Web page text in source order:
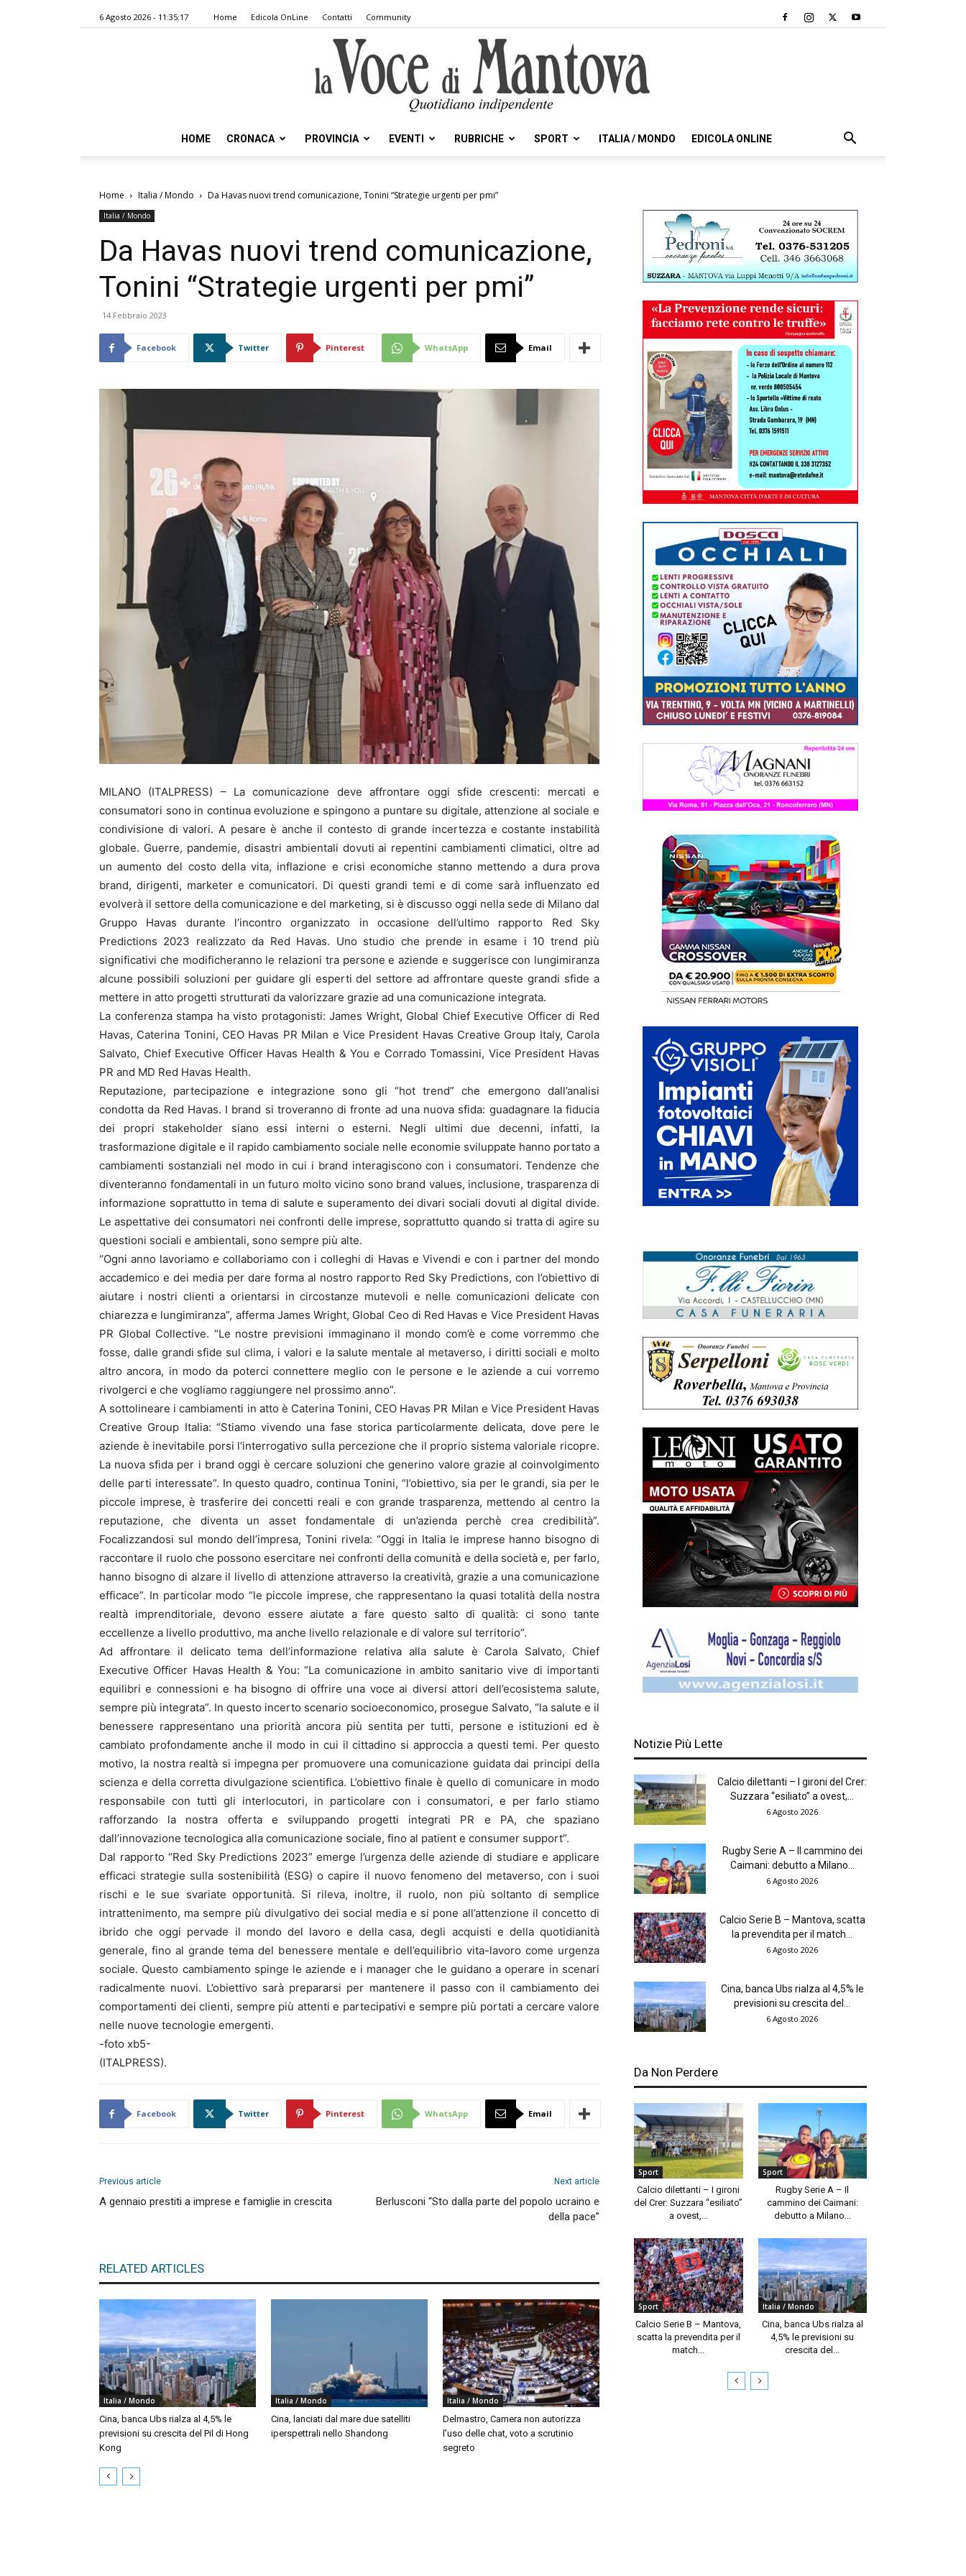
6 Agosto 2026 - 11:35:17 Home Edicola OnLine Contatti Community
Voce
HOME CRONACA PROVINCIA EVENTI RUBRICHE SPORT ITALIA / MONDO EDICOLA ONLINE
Home Italia / Mondo Da Havas nuovi trend comunicazione, Tonini “Strategie urgenti per pmi”
Italia / Mondo
Da Havas nuovi trend comunicazione,
Tonini “Strategie urgenti per pmi”
14 Febbraio 2023
Facebook Twitter Pinterest WhatsApp Email
MILANO (ITALPRESS) – La comunicazione deve affrontare oggi sfide crescenti: mercati e
consumatori sono in continua evoluzione e spingono a puntare su digitale, attenzione al sociale e
condivisione di valori. A pesare è anche il contesto di grande incertezza e costante instabilità
globale. Guerre, pandemie, disastri ambientali dovuti ai repentini cambiamenti climatici, oltre ad
un aumento del costo della vita, inflazione e crisi economiche stanno mettendo a dura prova
brand, dirigenti, marketer e comunicatori. Di questi grandi temi e di come sarà influenzato ed
evolverà il settore della comunicazione e del marketing, si è discusso oggi nella sede di Milano dal
Gruppo Havas durante l’incontro organizzato in occasione dell’ultimo rapporto Red Sky
Predictions 2023 realizzato da Red Havas. Uno studio che prende in esame i 10 trend più
significativi che modificheranno le relazioni tra persone e aziende e suggerisce con lungimiranza
alcune possibili soluzioni per guidare gli esperti del settore ad affrontare queste grandi sfide a
mettere in atto progetti strutturati da valorizzare grazie ad una comunicazione integrata.
La conferenza stampa ha visto protagonisti: James Wright, Global Chief Executive Officer di Red
Havas, Caterina Tonini, CEO Havas PR Milan e Vice President Havas Creative Group Italy, Carola
Salvato, Chief Executive Officer Havas Health & You e Corrado Tomassini, Vice President Havas
PR and MD Red Havas Health.
Reputazione, partecipazione e integrazione sono gli “hot trend” che emergono dall’analisi
condotta da Red Havas. I brand si troveranno di fronte ad una nuova sfida: guadagnare la fiducia
dei propri stakeholder siano essi interni o esterni. Negli ultimi due decenni, infatti, la
trasformazione digitale e il rapido cambiamento sociale nelle economie sviluppate hanno portato a
cambiamenti sostanziali nel modo in cui i brand interagiscono con i consumatori. Tendenze che
diventeranno fondamentali in un futuro molto vicino sono brand values, inclusione, trasparenza di
informazione soprattutto in tema di salute e superamento dei divari sociali dovuti al digital divide.
Le aspettative dei consumatori nei confronti delle imprese, soprattutto quando si tratta di agire su
questioni sociali e ambientali, sono sempre più alte.
“Ogni anno lavoriamo e collaboriamo con i colleghi di Havas e Vivendi e con i partner del mondo
accademico e dei media per dare forma al nostro rapporto Red Sky Predictions, con l’obiettivo di
aiutare i nostri clienti a orientarsi in circostanze mutevoli e nelle comunicazioni delicate con
chiarezza e lungimiranza”, afferma James Wright, Global Ceo di Red Havas e Vice President Havas
PR Global Collective. “Le nostre previsioni immaginano il mondo com’è e come vorremmo che
fosse, dalle grandi sfide sul clima, i valori e la salute mentale al metaverso, i diritti sociali e molto
altro ancora, in modo da poterci connettere meglio con le persone e le aziende a cui vorremo
rivolgerci e che vogliamo raggiungere nel prossimo anno”.
A sottolineare i cambiamenti in atto è Caterina Tonini, CEO Havas PR Milan e Vice President Havas
Creative Group Italia: “Stiamo vivendo una fase storica particolarmente delicata, dove pere le
aziende è inevitabile porsi l’interrogativo sulla percezione che il proprio sistema valoriale ricopre.
La nuova sfida per i brand oggi è cercare soluzioni che generino valore grazie al coinvolgimento
delle parti interessate”. In questo quadro, continua Tonini, “l’obiettivo, sia per le grandi, sia per le
piccole imprese, è trasferire dei concetti reali e con grande trasparenza, mettendo al centro la
reputazione, che diventa un asset fondamentale di un’azienda perchè crea credibilità”.
Focalizzandosi sul mondo dell’impresa, Tonini rivela: “Oggi in Italia le imprese hanno bisogno di
raccontare il ruolo che possono esercitare nei confronti della comunità e della società e, per farlo,
hanno bisogno di alzare il livello di attenzione attraverso la creatività, grazie a una comunicazione
efficace”. In particolar modo “le piccole imprese, che rappresentano la quasi totalità della nostra
realtà imprenditoriale, devono essere aiutate a fare questo salto di qualità: ci sono tante
eccellenze a livello produttivo, ma anche livello relazionale e di valore sul territorio”.
Ad affrontare il delicato tema dell’informazione relativa alla salute è Carola Salvato, Chief
Executive Officer Havas Health & You: “La comunicazione in ambito sanitario vive di importanti
equilibri e connessioni e ha bisogno di offrire una voce ai diversi attori dell’ecosistema salute,
sempre più integrata”. In questo incerto scenario socioeconomico, prosegue Salvato, “la salute e il
benessere rappresentano una priorità ancora più sentita per tutti, persone e istituzioni ed è
cambiato profondamente anche il modo in cui il cittadino si approccia a questi temi. Per questo
motivo, la nostra realtà si impegna per promuovere una comunicazione guidata dai principi della
scienza e della corretta divulgazione scientifica. L’obiettivo finale è quello di comunicare in modo
responsabile con tutti gli interlocutori, in particolare con i consumatori, e per farlo stiamo
rafforzando la nostra offerta e sviluppando progetti integrati PR e PA, che spaziano
dall’innovazione tecnologica alla comunicazione sociale, fino al patient e consumer support”.
Dal rapporto “Red Sky Predictions 2023” emerge l’urgenza delle aziende di studiare e applicare
efficaci strategie sulla sostenibilità (ESG) o capire il nuovo fenomeno del metaverso, con i suoi
rischi e le sue svariate opportunità. Si rileva, inoltre, il ruolo, non più soltanto di semplice
intrattenimento, ma sempre più divulgativo dei social media e si pone all’attenzione il concetto di
ibrido che oggi pervade il mondo del lavoro e della casa, degli acquisti e della quotidianità
generale, fino al grande tema del benessere mentale e dell’equilibrio vita-lavoro come urgenza
sociale. Questo cambiamento spinge le aziende e i manager che le guidano a operare in scenari
radicalmente nuovi. L’obiettivo sarà prepararsi per mantenere il passo con il cambiamento dei
comportamenti dei clienti, sempre più attenti e partecipativi e sempre più portati a cercare valore
nelle nuove tecnologie emergenti.
-foto xb5-
(ITALPRESS).
Facebook Twitter Pinterest WhatsApp Email
Previous article
A gennaio prestiti a imprese e famiglie in crescita
Next article
Berlusconi “Sto dalla parte del popolo ucraino e
della pace”
RELATED ARTICLES
Italia / Mondo
Cina, banca Ubs rialza al 4,5% le
previsioni su crescita del Pil di Hong
Kong
Italia / Mondo
Cina, lanciati dal mare due satelliti
iperspettrali nello Shandong
Italia / Mondo
Delmastro, Camera non autorizza
l’uso delle chat, voto a scrutinio
segreto
Notizie Più Lette
Calcio dilettanti – I gironi del Crer:
Suzzara “esiliato” a ovest,...
6 Agosto 2026
Rugby Serie A – Il cammino dei
Caimani: debutto a Milano...
6 Agosto 2026
Calcio Serie B – Mantova, scatta
la prevendita per il match...
6 Agosto 2026
Cina, banca Ubs rialza al 4,5% le
previsioni su crescita del...
6 Agosto 2026
Da Non Perdere
Sport
Calcio dilettanti – I gironi
del Crer: Suzzara “esiliato”
a ovest,...
Sport
Rugby Serie A – Il
cammino dei Caimani:
debutto a Milano...
Sport
Calcio Serie B – Mantova,
scatta la prevendita per il
match...
Italia / Mondo
Cina, banca Ubs rialza al
4,5% le previsioni su
crescita del...